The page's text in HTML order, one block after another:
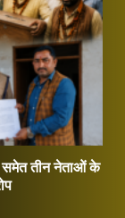
समेत तीन नेताओं के